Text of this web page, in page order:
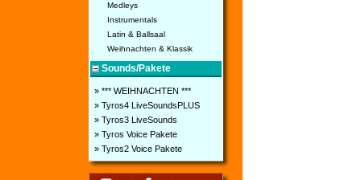
Medleys
Instrumentals
Latin & Ballsaal
Weihnachten & Klassik
Sounds/Pakete
» *** WEIHNACHTEN ***
» Tyros4 LiveSoundsPLUS
» Tyros3 LiveSounds
» Tyros Voice Pakete
» Tyros2 Voice Pakete